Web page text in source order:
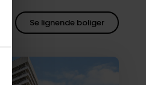
Se lignende boliger